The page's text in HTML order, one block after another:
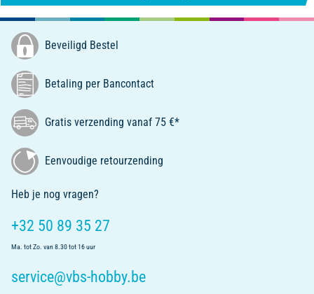
Beveiligd Bestel
Betaling per Bancontact
Gratis verzending vanaf 75 €*
Eenvoudige retourzending
Heb je nog vragen?
+32 50 89 35 27
Ma. tot Zo. van 8.30 tot 16 uur
service@vbs-hobby.be